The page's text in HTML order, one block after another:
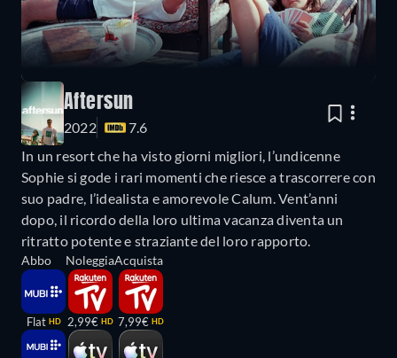
Aftersun
2022
7.6
In un resort che ha visto giorni migliori, l’undicenne
Sophie si gode i rari momenti che riesce a trascorrere con
suo padre, l’idealista e amorevole Calum. Vent’anni
dopo, il ricordo della loro ultima vacanza diventa un
ritratto potente e straziante del loro rapporto.
Abbo
Flat HD
Noleggia
2,99€ HD
Acquista
7,99€ HD